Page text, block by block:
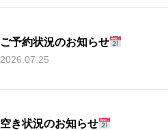
ご予約状況のお知らせ
2026.07.25
空き状況のお知らせ